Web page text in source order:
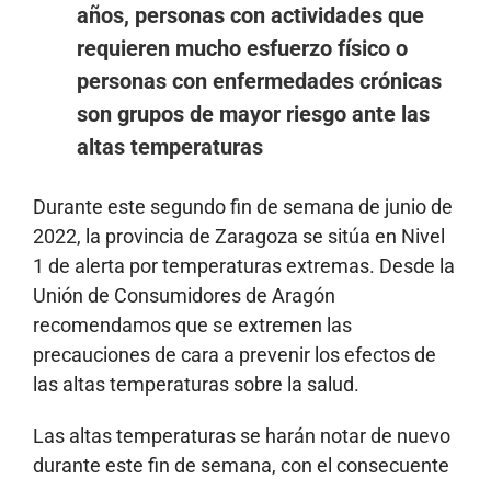
años, personas con actividades que
requieren mucho esfuerzo físico o
personas con enfermedades crónicas
son grupos de mayor riesgo ante las
altas temperaturas
Durante este segundo fin de semana de junio de
2022, la provincia de Zaragoza se sitúa en Nivel
1 de alerta por temperaturas extremas. Desde la
Unión de Consumidores de Aragón
recomendamos que se extremen las
precauciones de cara a prevenir los efectos de
las altas temperaturas sobre la salud.
Las altas temperaturas se harán notar de nuevo
durante este fin de semana, con el consecuente